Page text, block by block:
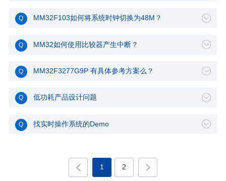
MM32F103如何将系统时钟切换为48M？
MM32如何使用比较器产生中断？
MM32F3277G9P 有具体参考方案么？
低功耗产品设计问题
找实时操作系统的Demo
1 2